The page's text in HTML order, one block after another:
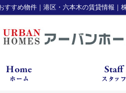
すめ物件｜港区・六本木の賃貸情報｜